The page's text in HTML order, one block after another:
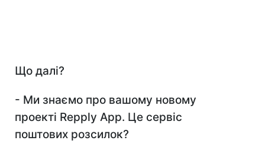
Що далі?
- Ми знаємо про вашому новому
проекті Repply App. Це сервіс
поштових розсилок?